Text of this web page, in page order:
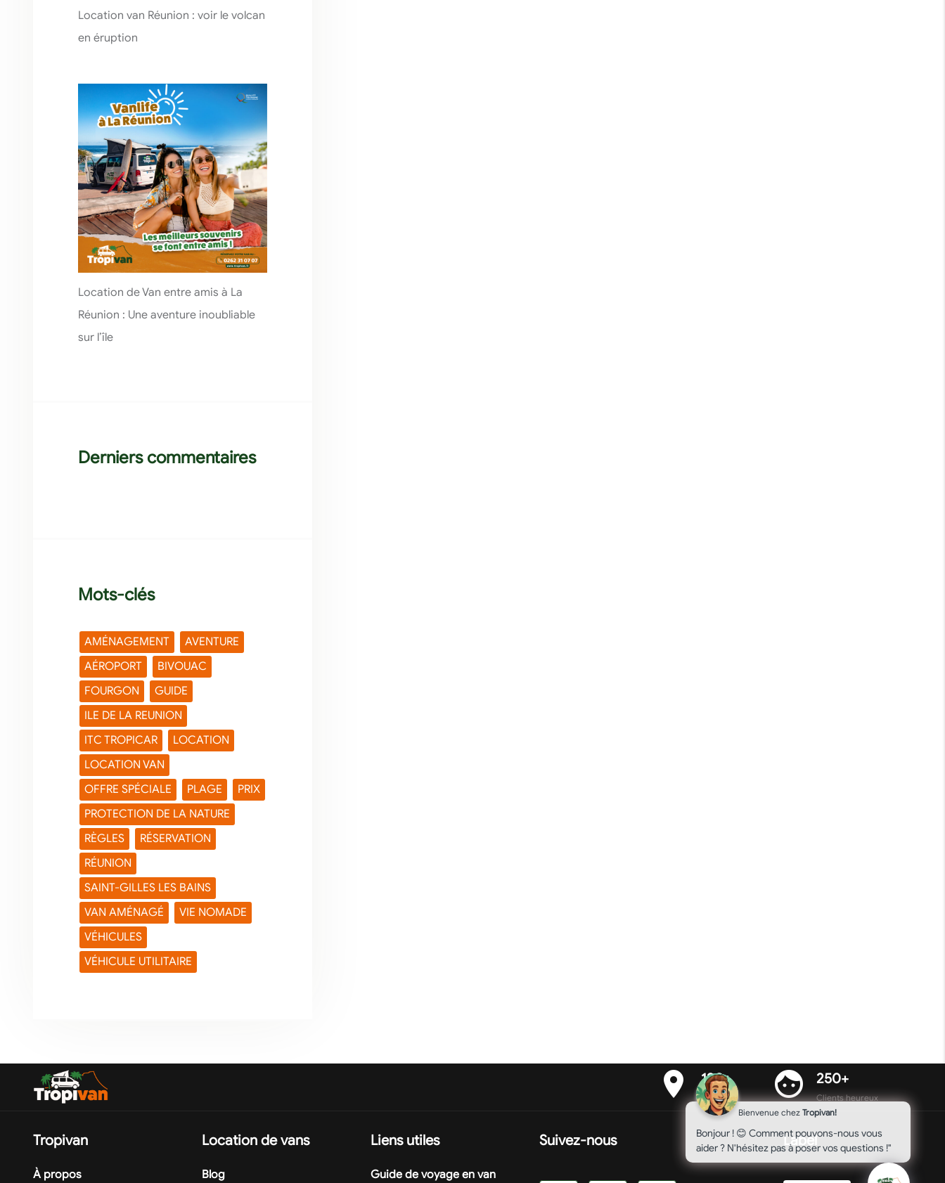
Location van Réunion : voir le volcan
en éruption
Location de Van entre amis à La
Réunion : Une aventure inoubliable
sur l’île
Derniers commentaires
Mots-clés
AMÉNAGEMENT
AVENTURE
AÉROPORT
BIVOUAC
FOURGON
GUIDE
ILE DE LA REUNION
ITC TROPICAR
LOCATION
LOCATION VAN
OFFRE SPÉCIALE
PLAGE
PRIX
PROTECTION DE LA NATURE
RÈGLES
RÉSERVATION
RÉUNION
SAINT-GILLES LES BAINS
VAN AMÉNAGÉ
VIE NOMADE
VÉHICULES
VÉHICULE UTILITAIRE
place 120+
Locations face 250+
Clients heureux
Tropivan
À propos
Location de vans
Blog
Liens utiles
Guide de voyage en van
Suivez-nous Label
Bienvenue chez Tropivan!
Bonjour ! 😊 Comment pouvons-nous vous
aider ? N'hésitez pas à poser vos questions !"